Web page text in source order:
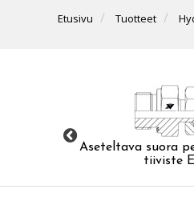
Etusivu Tuotteet
Aseteltava suora
tiiviste